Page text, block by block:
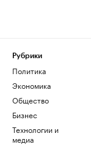
Рубрики
Политика
Экономика
Общество
Бизнес
Технологии и
медиа